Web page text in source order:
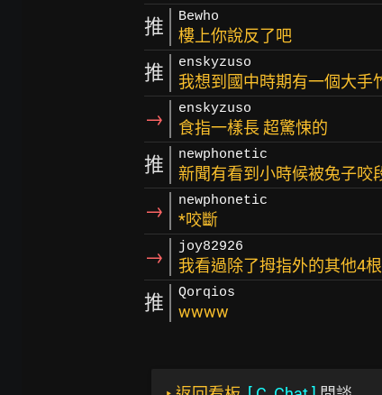
推 Bewho
樓上你說反了吧
推 enskyzuso
我想到國中時期有一個大手
→ enskyzuso
食指一樣長 超驚悚的
推 newphonetic
新聞有看到小時候被兔子咬
→ newphonetic
*咬斷
→ joy82926
我看過除了拇指外的其他4
推 Qorqios
wwww